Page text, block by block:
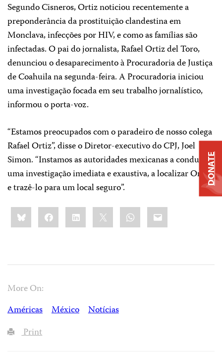
Segundo Cisneros, Ortiz noticiou recentemente a
preponderância da prostituição clandestina em
Monclava, infecções por HIV, e como as famílias são
infectadas. O pai do jornalista, Rafael Ortiz del Toro,
denunciou o desaparecimento à Procuradoria de Justiça
de Coahuila na segunda-feira. A Procuradoria iniciou
uma investigação focada em seu trabalho jornalístico,
informou o porta-voz.
“Estamos preocupados com o paradeiro de nosso colega
Rafael Ortiz”, disse o Diretor-executivo do CPJ, Joel
Simon. “Instamos as autoridades mexicanas a conduzir
uma investigação imediata e exaustiva, a localizar Ortiz
e trazê-lo para um local seguro”.
Share
this:BlueskyFacebookLinkedIn WhatsApp
Email
More On:
Américas
México
Notícias
Print
DONATE